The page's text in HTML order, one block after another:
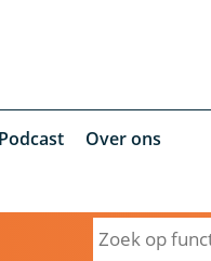
Podcast
Over ons